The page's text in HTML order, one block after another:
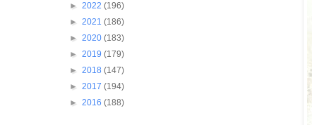
► 2022 (196)
► 2021 (186)
► 2020 (183)
► 2019 (179)
► 2018 (147)
► 2017 (194)
► 2016 (188)